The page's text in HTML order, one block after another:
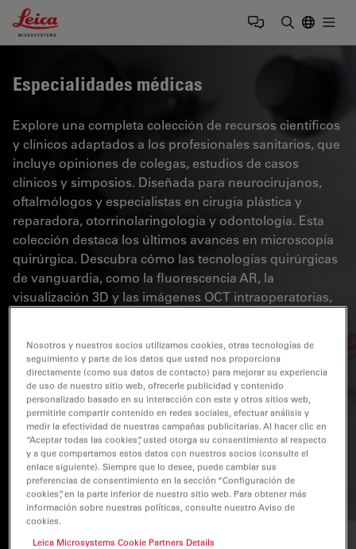
Leica Microsystems Logo
Especialidades médicas
Explore una completa colección de recursos científicos
y clínicos adaptados a los profesionales sanitarios, que
incluye opiniones de colegas, estudios de casos
clínicos y simposios. Diseñada para neurocirujanos,
oftalmólogos y especialistas en cirugía plástica y
reparadora, otorrinolaringología y odontología. Esta
colección destaca los últimos avances en microscopía
quirúrgica. Descubra cómo las tecnologías quirúrgicas
de vanguardia, como la fluorescencia AR, la
visualización 3D y las imágenes OCT intraoperatorias,
Nosotros y nuestros socios utilizamos cookies, otras tecnologías de
seguimiento y parte de los datos que usted nos proporciona
directamente (como sus datos de contacto) para mejorar su experiencia
de uso de nuestro sitio web, ofrecerle publicidad y contenido
personalizado basado en su interacción con este y otros sitios web,
permitirle compartir contenido en redes sociales, efectuar análisis y
medir la efectividad de nuestras campañas publicitarias. Al hacer clic en
“Aceptar todas las cookies”, usted otorga su consentimiento al respecto
y a que compartamos estos datos con nuestros socios (consulte el
enlace siguiente). Siempre que lo desee, puede cambiar sus
preferencias de consentimiento en la sección “Configuración de
cookies”, en la parte inferior de nuestro sitio web. Para obtener más
información sobre nuestras políticas, consulte nuestro Aviso de
cookies.
Leica Microsystems Cookie Partners Details